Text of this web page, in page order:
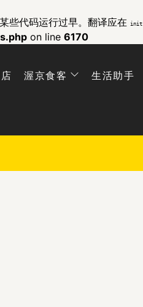
些代码运行过早。翻译应在 init
on line 6170
渥京食客 生活助手